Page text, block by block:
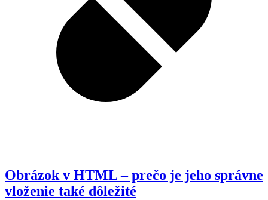
Obrázok v HTML – prečo je jeho správne
vloženie také dôležité